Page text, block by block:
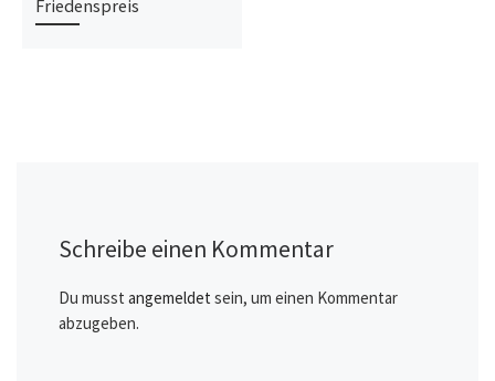
Friedenspreis
Schreibe einen Kommentar
Du musst angemeldet sein, um einen Kommentar
abzugeben.